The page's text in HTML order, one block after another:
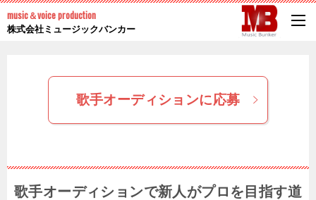
music＆voice production
株式会社ミュージックバンカー
歌手オーディションに応募
歌手オーディションで新人がプロを目指す道